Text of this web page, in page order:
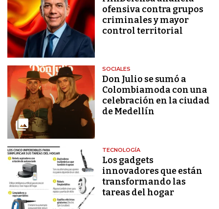
ofensiva contra grupos
criminales y mayor
control territorial
SOCIALES
Don Julio se sumó a
Colombiamoda con una
celebración en la ciudad
de Medellín
TECNOLOGÍA
Los gadgets
innovadores que están
transformando las
tareas del hogar